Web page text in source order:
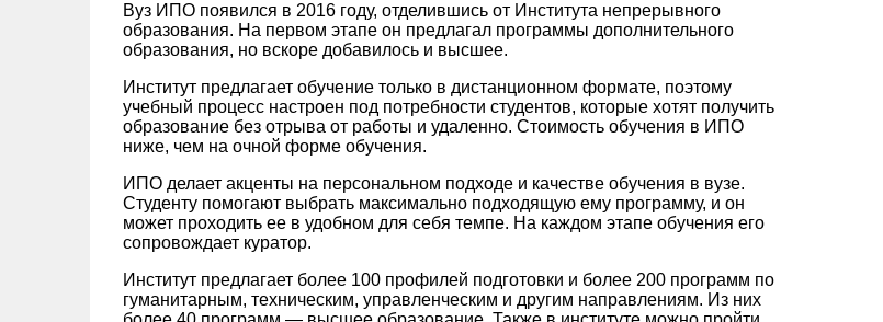
Вуз ИПО появился в 2016 году, отделившись от Института непрерывного
образования. На первом этапе он предлагал программы дополнительного
образования, но вскоре добавилось и высшее.
Институт предлагает обучение только в дистанционном формате, поэтому
учебный процесс настроен под потребности студентов, которые хотят получить
образование без отрыва от работы и удаленно. Стоимость обучения в ИПО
ниже, чем на очной форме обучения.
ИПО делает акценты на персональном подходе и качестве обучения в вузе.
Студенту помогают выбрать максимально подходящую ему программу, и он
может проходить ее в удобном для себя темпе. На каждом этапе обучения его
сопровождает куратор.
Институт предлагает более 100 профилей подготовки и более 200 программ по
гуманитарным, техническим, управленческим и другим направлениям. Из них